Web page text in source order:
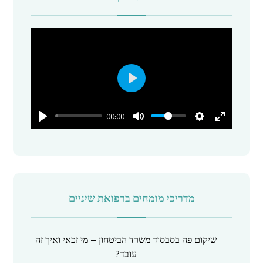
00:00
P
a
מדריכי מומחים ברפואת שיניים
שיקום פה בסבסוד משרד הביטחון – מי זכאי ואיך זה
עובד?